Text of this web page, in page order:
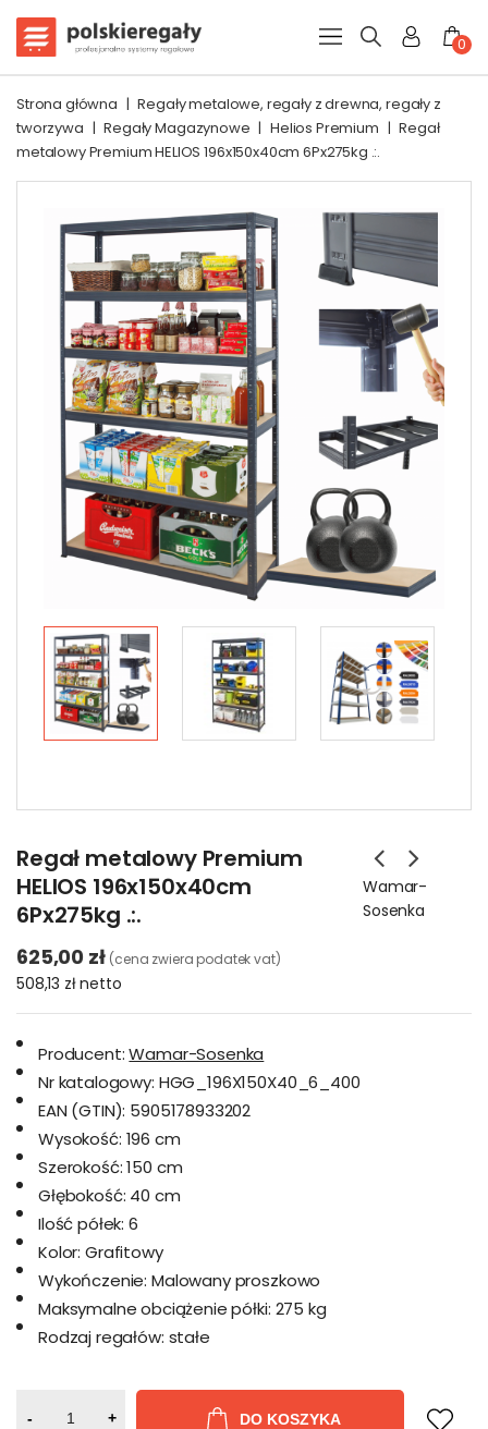
0
Strona główna | Regały metalowe, regały z drewna, regały z
tworzywa | Regały Magazynowe | Helios Premium | Regał
metalowy Premium HELIOS 196x150x40cm 6Px275kg .:.
Regał metalowy Premium
HELIOS 196x150x40cm
6Px275kg .:.
Wamar-
Sosenka
625,00 zł (cena zwiera podatek vat)
508,13 złnetto
Producent: Wamar-Sosenka
Nr katalogowy: HGG_196X150X40_6_400
EAN (GTIN): 5905178933202
Wysokość: 196 cm
Szerokość: 150 cm
Głębokość: 40 cm
Ilość półek: 6
Kolor: Grafitowy
Wykończenie: Malowany proszkowo
Maksymalne obciążenie półki: 275 kg
Rodzaj regałów: stałe
- + DO KOSZYKA